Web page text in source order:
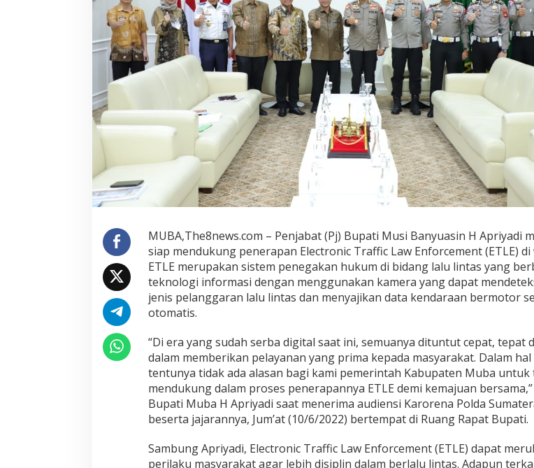
MUBA,The8news.com – Penjabat (Pj) Bupati Musi Banyuasin H Apriyadi
siap mendukung penerapan Electronic Traffic Law Enforcement (ETLE) di
ETLE merupakan sistem penegakan hukum di bidang lalu lintas yang
teknologi informasi dengan menggunakan kamera yang dapat
jenis pelanggaran lalu lintas dan menyajikan data kendaraan bermotor
otomatis.
“Di era yang sudah serba digital saat ini, semuanya dituntut cepat, tepat
dalam memberikan pelayanan yang prima kepada masyarakat. Dalam hal
tentunya tidak ada alasan bagi kami pemerintah Kabupaten Muba untuk
mendukung dalam proses penerapannya ETLE demi kemajuan
Bupati Muba H Apriyadi saat menerima audiensi Karorena Polda
beserta jajarannya, Jum’at (10/6/2022) bertempat di Ruang Rapat Bupati.
Sambung Apriyadi, Electronic Traffic Law Enforcement (ETLE) dapat
perilaku masyarakat agar lebih disiplin dalam berlalu lintas. Adapun